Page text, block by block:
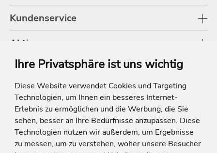
Ihre Privatsphäre ist uns wichtig
Diese Website verwendet Cookies und Targeting
Technologien, um Ihnen ein besseres Internet-
Erlebnis zu ermöglichen und die Werbung, die Sie
sehen, besser an Ihre Bedürfnisse anzupassen. Diese
Technologien nutzen wir außerdem, um Ergebnisse
zu messen, um zu verstehen, woher unsere Besucher
Kundenservice
Aktionen
Shop
* Die Ersparnis bezieht sich auf die aktuellen Listenpreise der Hotels, bei
Paketangeboten auf die Summe der Preise der Einzelleistungen.
**Streichpreise beziehen sich auf die ursprünglichen Preise des Reiseveranstalters.